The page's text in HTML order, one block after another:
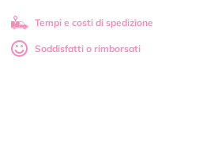
Tempi e costi di spedizione
Soddisfatti o rimborsati